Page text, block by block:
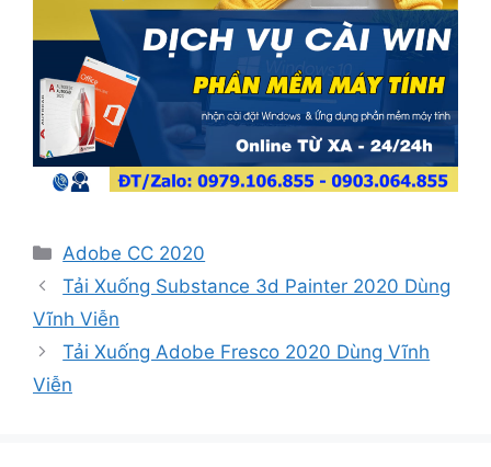
Danh
mục
Adobe CC 2020
Tải Xuống Substance 3d Painter 2020 Dùng
Vĩnh Viễn
Tải Xuống Adobe Fresco 2020 Dùng Vĩnh
Viễn